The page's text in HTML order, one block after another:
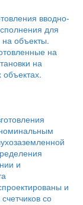
вводно-
для
на объекты.
на
на
и
и
со